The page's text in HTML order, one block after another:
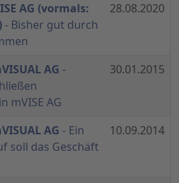
AG (vormals:
- Bisher gut durch
28.08.2020
AG -
mVISE AG
30.01.2015
AG - Ein
soll das Geschäft
10.09.2014